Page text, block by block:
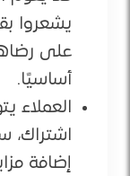
يشعروا
على
أساسيًا.
العملاء
اشتراك،
إضافة